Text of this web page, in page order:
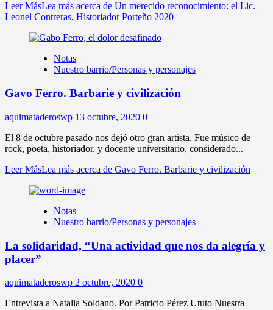
Leer MásLea más acerca de Un merecido reconocimiento: el Lic.
Leonel Contreras, Historiador Porteño 2020
Notas
Nuestro barrio/Personas y personajes
Gavo Ferro. Barbarie y civilización
aquimataderoswp 13 octubre, 2020 0
El 8 de octubre pasado nos dejó otro gran artista. Fue músico de
rock, poeta, historiador, y docente universitario, considerado...
Leer MásLea más acerca de Gavo Ferro. Barbarie y civilización
Notas
Nuestro barrio/Personas y personajes
La solidaridad, “Una actividad que nos da alegría y
placer”
aquimataderoswp 2 octubre, 2020 0
Entrevista a Natalia Soldano. Por Patricio Pérez Ututo Nuestra